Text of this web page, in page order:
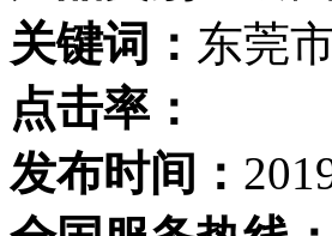
关键词： 东莞
点击率：
发布时间：